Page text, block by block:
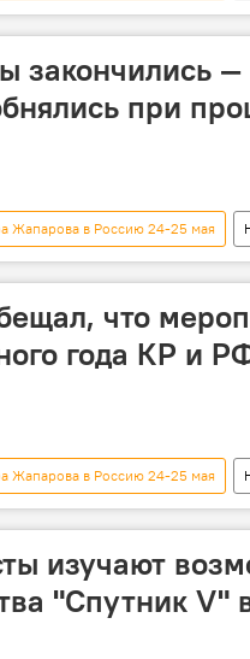
видео
закончились
при
Жапарова в Россию 24-25 мая
Сочи
что
года КР и
Жапарова в Россию 24-25 мая
Владимир Путин
изучают
"Спутник V"